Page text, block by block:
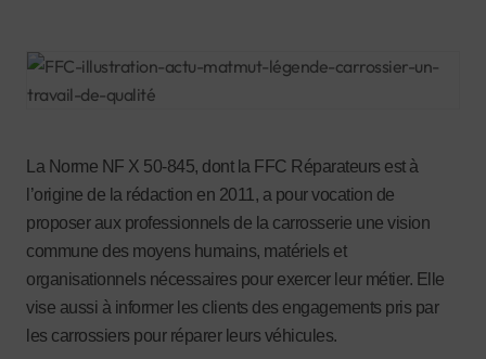
La Norme NF X 50-845, dont la FFC Réparateurs est à
l’origine de la rédaction en 2011, a pour vocation de
proposer aux professionnels de la carrosserie une vision
commune des moyens humains, matériels et
organisationnels nécessaires pour exercer leur métier. Elle
vise aussi à informer les clients des engagements pris par
les carrossiers pour réparer leurs véhicules.